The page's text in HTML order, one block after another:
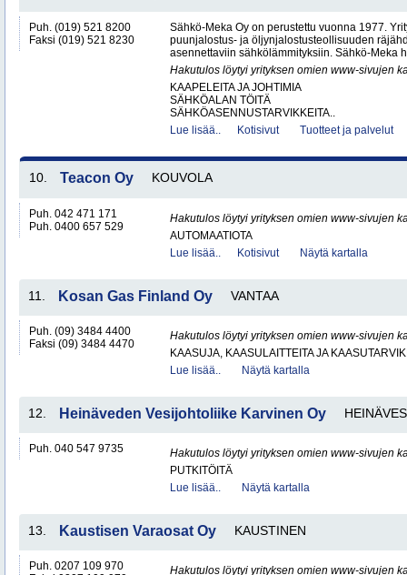
Puh. (019) 521 8200
Faksi (019) 521 8230
Sähkö-Meka Oy on perustettu vuonna 1977.
puunjalostus- ja öljynjalostusteollisuuden
asennettaviin sähkölämmityksiin. Sähkö-Meka
Hakutulos löytyi yrityksen omien www-sivujen
KAAPELEITA JA JOHTIMIA
SÄHKÖALAN TÖITÄ
SÄHKÖASENNUSTARVIKKEITA..
Lue lisää..
Kotisivut Tuotteet ja palvelut
10. Teacon Oy KOUVOLA
Puh. 042 471 171
Puh. 0400 657 529
Hakutulos löytyi yrityksen omien www-sivujen
AUTOMAATIOTA
Lue lisää..
Kotisivut Näytä kartalla
11. Kosan Gas Finland Oy VANTAA
Puh. (09) 3484 4400
Faksi (09) 3484 4470
Hakutulos löytyi yrityksen omien www-sivujen
KAASUJA, KAASULAITTEITA JA
Lue lisää..
Näytä kartalla
12. Heinäveden Vesijohtoliike Karvinen Oy
Puh. 040 547 9735
Hakutulos löytyi yrityksen omien www-sivujen
PUTKITÖITÄ
Lue lisää..
Näytä kartalla
13. Kaustisen Varaosat Oy KAUSTINEN
Puh. 0207 109 970
Hakutulos löytyi yrityksen omien www-sivujen